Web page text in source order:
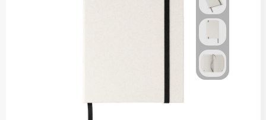
Hoedenbanden bedrukken